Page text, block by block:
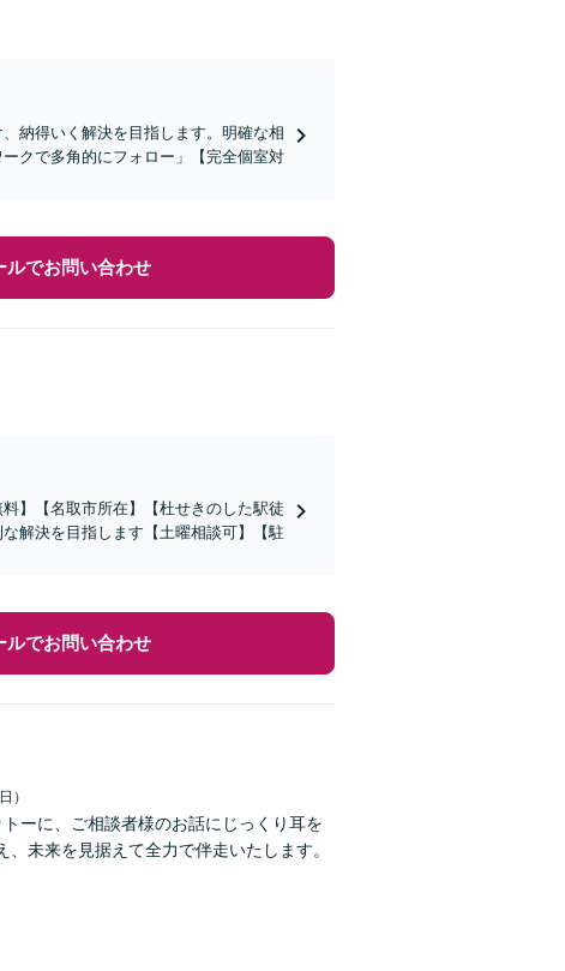
納得いく解決を目指します。明確な相
クで多角的にフォロー」【完全個室対
ルでお問い合わせ
】【名取市所在】【杜せきのした駅徒
解決を目指します【土曜相談可】【駐
ルでお問い合わせ
）
ーに、ご相談者様のお話にじっくり耳を
未来を見据えて全力で伴走いたします。